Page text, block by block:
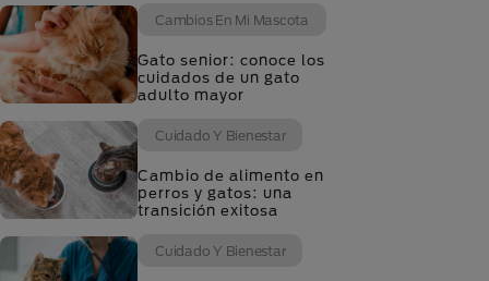
Cambios En Mi Mascota
Gato senior: conoce los
cuidados de un gato
adulto mayor
Cuidado Y Bienestar
Cambio de alimento en
perros y gatos: una
transición exitosa
Cuidado Y Bienestar